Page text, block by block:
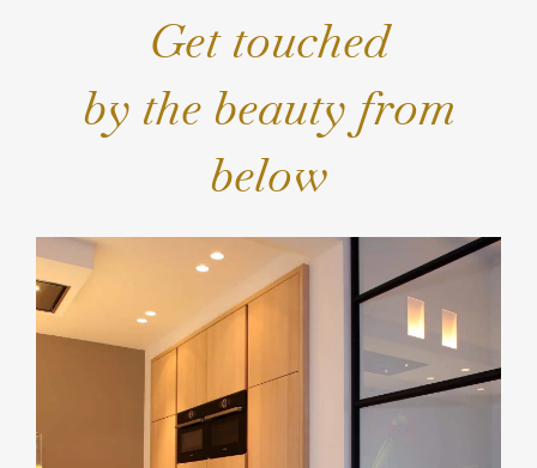
Get touched
by the beauty from
below